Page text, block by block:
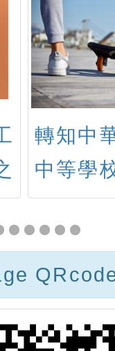
轉知中
中等學
辦理「
中等學
社團幹
實施計
名